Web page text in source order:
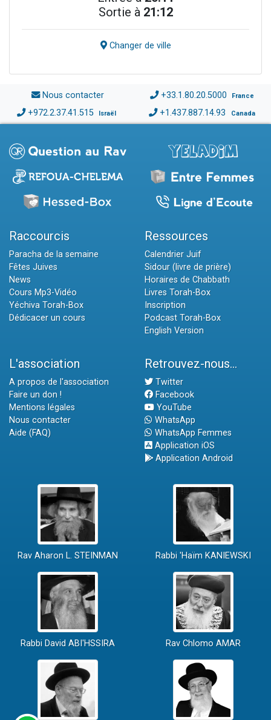
Sortie à 21:12
Changer de ville
Nous contacter +33.1.80.20.5000 France
+972.2.37.41.515 Israël +1.437.887.14.93 Canada
Raccourcis
Paracha de la semaine
Fêtes Juives
News
Cours Mp3-Vidéo
Yéchiva Torah-Box
Dédicacer un cours
Ressources
Calendrier Juif
Sidour (livre de prière)
Horaires de Chabbath
Livres Torah-Box
Inscription
Podcast Torah-Box
English Version
L'association
A propos de l'association
Faire un don !
Mentions légales
Nous contacter
Aide (FAQ)
Retrouvez-nous...
Twitter
Facebook
YouTube
WhatsApp
WhatsApp Femmes
Application iOS
Application Android
Rav Aharon L. STEINMAN Rabbi 'Haïm KANIEWSKI
Rabbi David ABI'HSSIRA Rav Chlomo AMAR